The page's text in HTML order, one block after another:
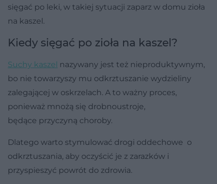
sięgać po leki, w takiej sytuacji zaparz w domu zioła
na kaszel.
Kiedy sięgać po zioła na kaszel?
Suchy kaszel nazywany jest też nieproduktywnym,
bo nie towarzyszy mu odkrztuszanie wydzieliny
zalegającej w oskrzelach. A to ważny proces,
ponieważ mnożą się drobnoustroje,
będące przyczyną choroby.
Dlatego warto stymulować drogi oddechowe o
odkrztuszania, aby oczyścić je z zarazków i
przyspieszyć powrót do zdrowia.